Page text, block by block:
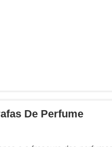
De Perfume